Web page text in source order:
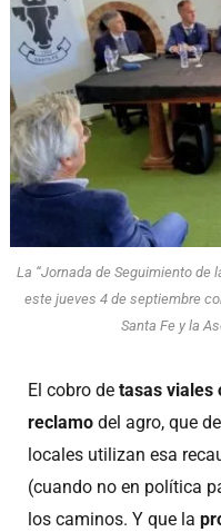
La “Jornada de Seguimiento de
este jueves 4 de septiembre
Santa Fe y la
El cobro de tasas viales
reclamo del agro, que
locales utilizan esa
(cuando no en política
los caminos. Y que la